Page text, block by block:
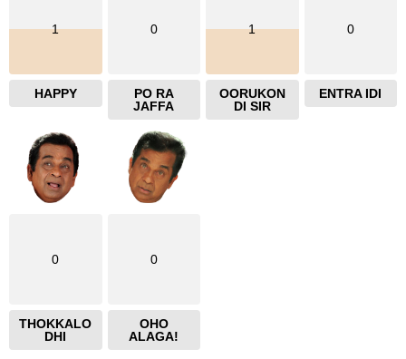
1
HAPPY
0
PO RA
JAFFA
1
OORUKON
DI SIR
0
ENTRA IDI
0
THOKKALO
DHI
0
OHO
ALAGA!